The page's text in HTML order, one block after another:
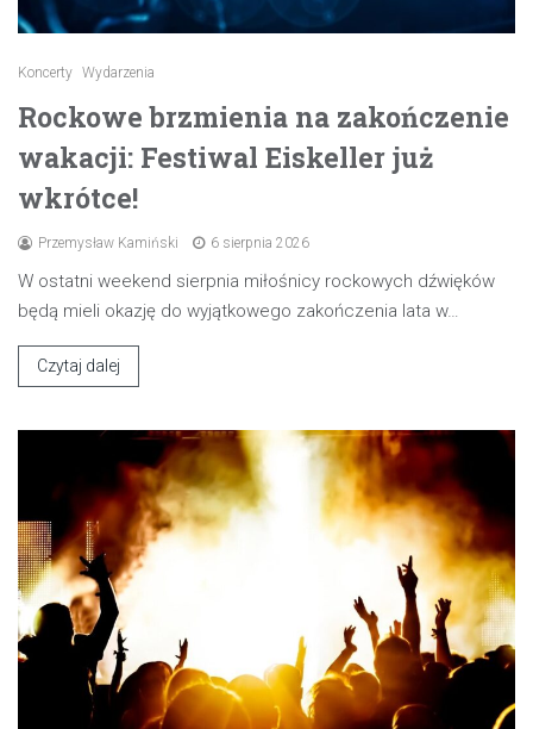
Koncerty Wydarzenia
Rockowe brzmienia na zakończenie
wakacji: Festiwal Eiskeller już
wkrótce!
Przemysław Kamiński 6 sierpnia 2026
W ostatni weekend sierpnia miłośnicy rockowych dźwięków
będą mieli okazję do wyjątkowego zakończenia lata w…
Czytaj dalej